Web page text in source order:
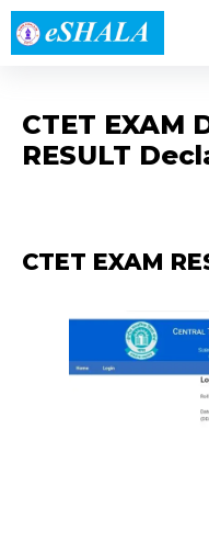
Skip
to
CTET EXAM
RESULT
CTET EXAM